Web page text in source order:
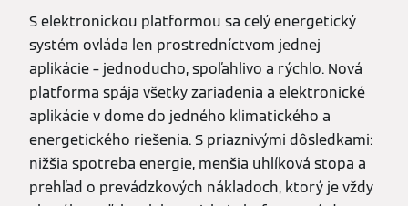
S elektronickou platformou sa celý energetický
systém ovláda len prostredníctvom jednej
aplikácie – jednoducho, spoľahlivo a rýchlo. Nová
platforma spája všetky zariadenia a elektronické
aplikácie v dome do jedného klimatického a
energetického riešenia. S priaznivými dôsledkami:
nižšia spotreba energie, menšia uhlíková stopa a
prehľad o prevádzkových nákladoch, ktorý je vždy